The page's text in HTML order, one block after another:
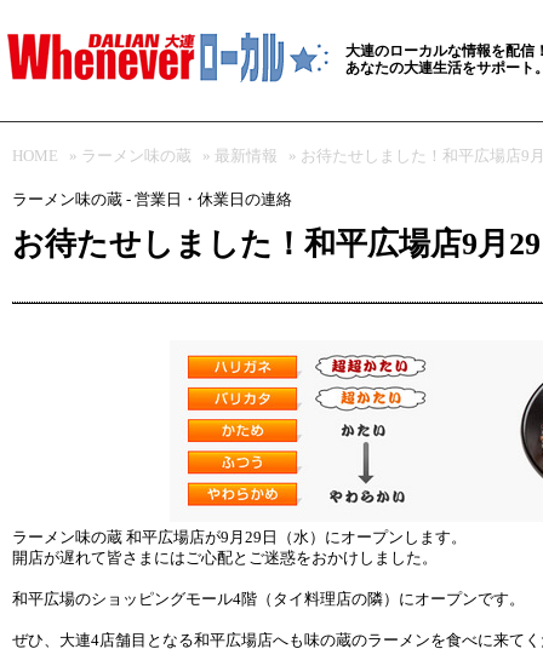
大連のローカルな情報を配信
あなたの大連生活をサポート
HOME » ラーメン味の蔵 » 最新情報 » お待たせしました！和平広場店9
ラーメン味の蔵 - 営業日・休業日の連絡
お待たせしました！和平広場店9月
ラーメン味の蔵 和平広場店が9月29日（水）にオープンします。
開店が遅れて皆さまにはご心配とご迷惑をおかけしました。
和平広場のショッピングモール4階（タイ料理店の隣）にオープンです。
ぜひ、大連4店舗目となる和平広場店へも味の蔵のラーメンを食べに来て